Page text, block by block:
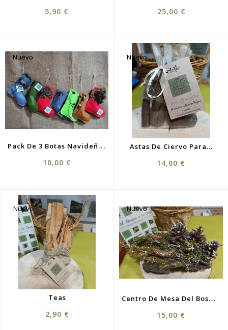
Precio
5,90 € Precio
25,00 €
Nuevo
P
Ack De 3 Botas Navideñas
Precio
10,00 €
Nuevo
Astas De Ciervo Para...
Precio
14,00 €
Nuevo
Teas
Precio
2,90 €
Nuevo
C
Entro De Mesa Del Bosque
Precio
15,00 €